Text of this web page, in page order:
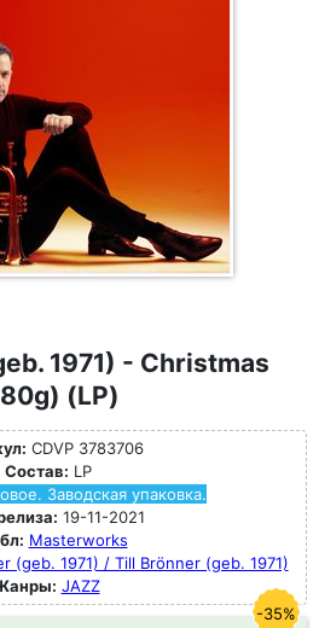
1971) - Christmas
(LP)
CDVP 3783706
Состав: LP
Заводская упаковка.
19-11-2021
Masterworks
(geb. 1971) / Till Brönner (geb. 1971)
JAZZ
-35%